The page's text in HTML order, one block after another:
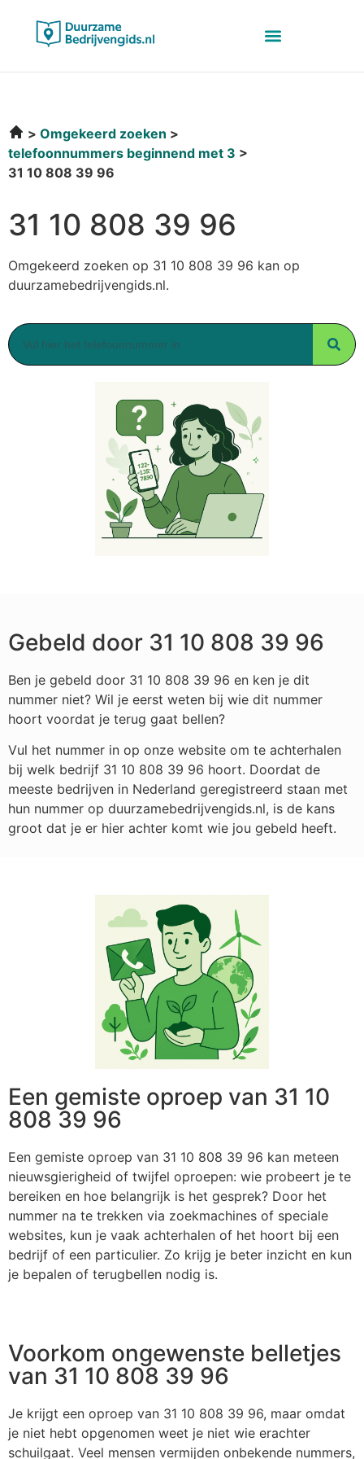
Omgekeerd zoeken
telefoonnummers beginnend met 3
31 10 808 39 96
31 10 808 39 96
Omgekeerd zoeken op 31 10 808 39 96 kan op
duurzamebedrijvengids.nl.
Gebeld door 31 10 808 39 96
Ben je gebeld door 31 10 808 39 96 en ken je dit
nummer niet? Wil je eerst weten bij wie dit nummer
hoort voordat je terug gaat bellen?
Vul het nummer in op onze website om te achterhalen
bij welk bedrijf 31 10 808 39 96 hoort. Doordat de
meeste bedrijven in Nederland geregistreerd staan met
hun nummer op duurzamebedrijvengids.nl, is de kans
groot dat je er hier achter komt wie jou gebeld heeft.
Een gemiste oproep van 31 10
808 39 96
Een gemiste oproep van 31 10 808 39 96 kan meteen
nieuwsgierigheid of twijfel oproepen: wie probeert je te
bereiken en hoe belangrijk is het gesprek? Door het
nummer na te trekken via zoekmachines of speciale
websites, kun je vaak achterhalen of het hoort bij een
bedrijf of een particulier. Zo krijg je beter inzicht en kun
je bepalen of terugbellen nodig is.
Voorkom ongewenste belletjes
van 31 10 808 39 96
Je krijgt een oproep van 31 10 808 39 96, maar omdat
je niet hebt opgenomen weet je niet wie erachter
schuilgaat. Veel mensen vermijden onbekende nummers,